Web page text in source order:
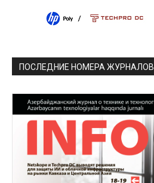
ПОСЛЕДНИЕ НОМЕРА ЖУРНАЛОВ